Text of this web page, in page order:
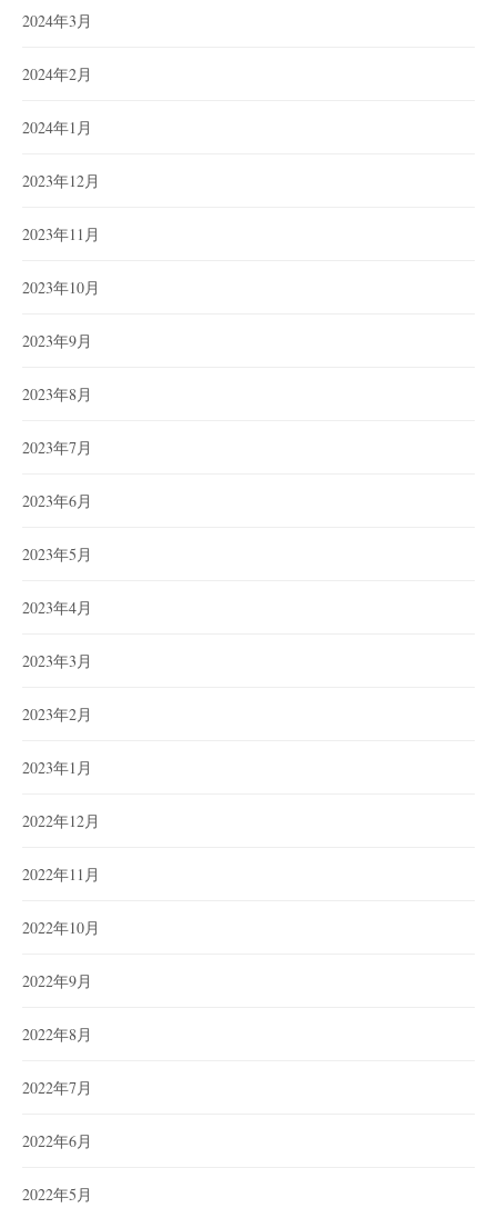
2024年3月
2024年2月
2024年1月
2023年12月
2023年11月
2023年10月
2023年9月
2023年8月
2023年7月
2023年6月
2023年5月
2023年4月
2023年3月
2023年2月
2023年1月
2022年12月
2022年11月
2022年10月
2022年9月
2022年8月
2022年7月
2022年6月
2022年5月